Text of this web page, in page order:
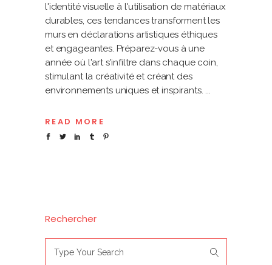
l'identité visuelle à l'utilisation de matériaux
durables, ces tendances transforment les
murs en déclarations artistiques éthiques
et engageantes. Préparez-vous à une
année où l'art s'infiltre dans chaque coin,
stimulant la créativité et créant des
environnements uniques et inspirants.
READ MORE
Rechercher
for: